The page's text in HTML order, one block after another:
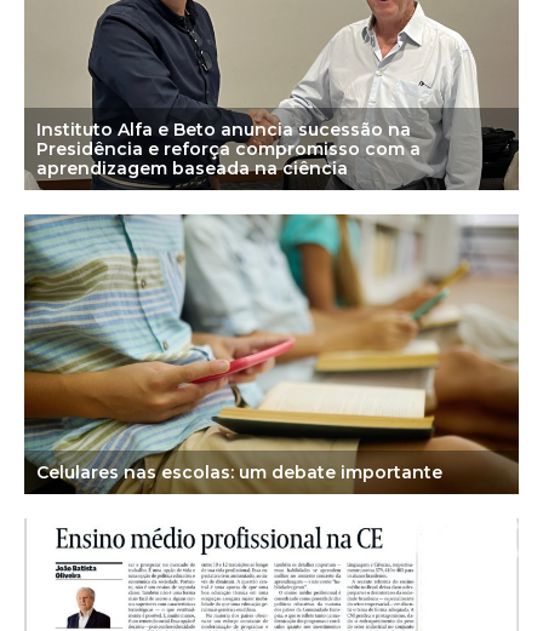
Instituto Alfa e Beto anuncia sucessão na
Presidência e reforça compromisso com a
aprendizagem baseada na ciência
Celulares nas escolas: um debate importante